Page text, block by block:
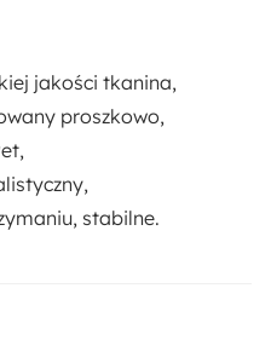
jakości tkanina,
proszkowo,
stabilne.